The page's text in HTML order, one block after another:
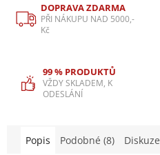
DOPRAVA ZDARMA
PŘI NÁKUPU NAD 5000,-
Kč
99 % PRODUKTŮ
VŽDY SKLADEM, K
ODESLÁNÍ
Popis Podobné (8) Diskuze